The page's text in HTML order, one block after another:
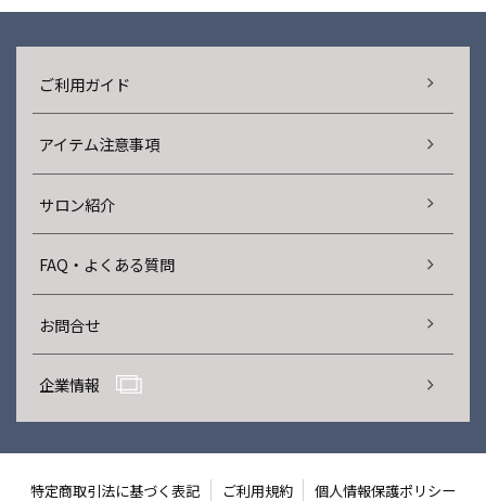
ご利用ガイド
アイテム注意事項
サロン紹介
FAQ・よくある質問
お問合せ
企業情報
特定商取引法に基づく表記 ご利用規約 個人情報保護ポリシー